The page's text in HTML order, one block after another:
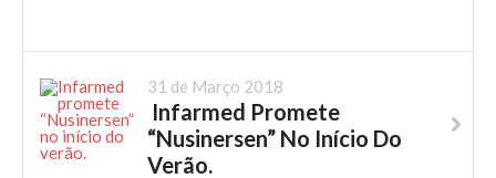
31 de Março 2018
Infarmed Promete
“Nusinersen” No Início Do
Verão.